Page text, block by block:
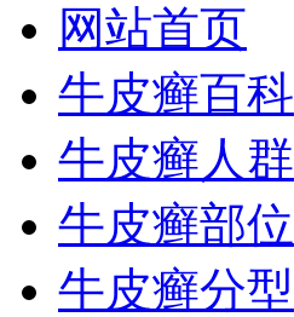
网站首页
牛皮癣百科
牛皮癣人群
牛皮癣部位
牛皮癣分型